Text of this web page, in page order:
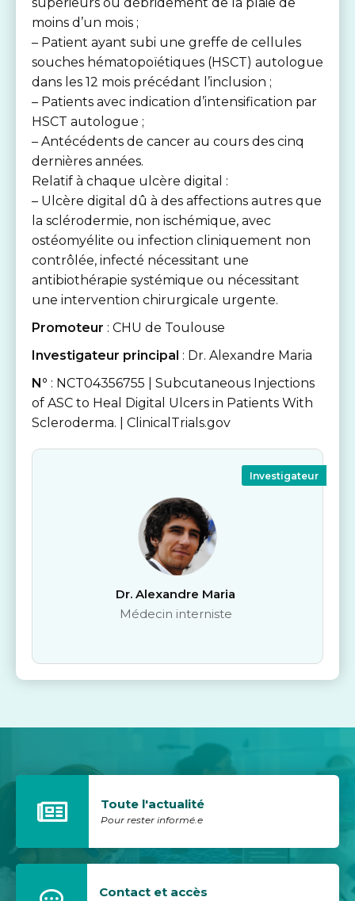
moins d’un mois ;
– Patient ayant subi une greffe de cellules
souches hématopoïétiques (HSCT) autologue
dans les 12 mois précédant l’inclusion ;
– Patients avec indication d’intensification par
HSCT autologue ;
– Antécédents de cancer au cours des cinq
dernières années.
Relatif à chaque ulcère digital :
– Ulcère digital dû à des affections autres que
la sclérodermie, non ischémique, avec
ostéomyélite ou infection cliniquement non
contrôlée, infecté nécessitant une
antibiothérapie systémique ou nécessitant
une intervention chirurgicale urgente.
Promoteur : CHU de Toulouse
Investigateur principal : Dr. Alexandre Maria
N° : NCT04356755 | Subcutaneous Injections
of ASC to Heal Digital Ulcers in Patients With
Scleroderma. | ClinicalTrials.gov
Investigateur
Dr. Alexandre Maria
Médecin interniste
Toute l'actualité
Pour rester informé.e
Contact et accès